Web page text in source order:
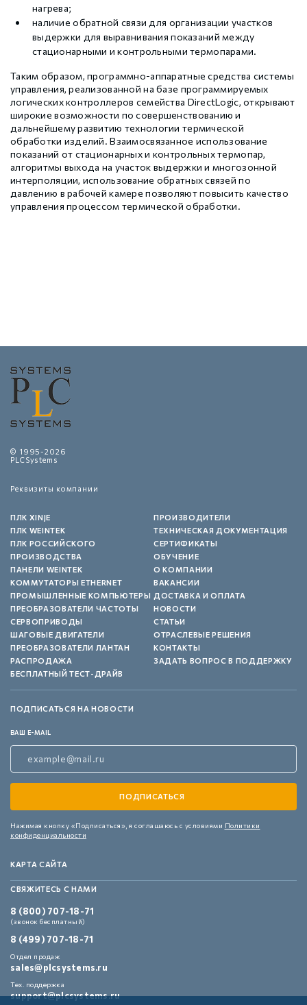
нагрева;
наличие обратной связи для организации участков
выдержки для выравнивания показаний между
стационарными и контрольными термопарами.
Таким образом, программно-аппаратные средства системы
управления, реализованной на базе программируемых
логических контроллеров семейства DirectLogic, открывают
широкие возможности по совершенствованию и
дальнейшему развитию технологии термической
обработки изделий. Взаимосвязанное использование
показаний от стационарных и контрольных термопар,
алгоритмы выхода на участок выдержки и многозонной
интерполяции, использование обратных связей по
давлению в рабочей камере позволяют повысить качество
управления процессом термической обработки.
© 1995-2026
PLCSystems
Реквизиты компании
ПЛК XINJE
ПЛК WEINTEK
ПЛК РОССИЙСКОГО
ПРОИЗВОДСТВА
ПАНЕЛИ WEINTEK
КОММУТАТОРЫ ETHERNET
ПРОМЫШЛЕННЫЕ КОМПЬЮТЕРЫ
ПРЕОБРАЗОВАТЕЛИ ЧАСТОТЫ
СЕРВОПРИВОДЫ
ШАГОВЫЕ ДВИГАТЕЛИ
ПРЕОБРАЗОВАТЕЛИ ЛАНТАН
РАСПРОДАЖА
БЕСПЛАТНЫЙ ТЕСТ-ДРАЙВ
ПРОИЗВОДИТЕЛИ
ТЕХНИЧЕСКАЯ ДОКУМЕНТАЦИЯ
СЕРТИФИКАТЫ
ОБУЧЕНИЕ
О КОМПАНИИ
ВАКАНСИИ
ДОСТАВКА И ОПЛАТА
НОВОСТИ
СТАТЬИ
ОТРАСЛЕВЫЕ РЕШЕНИЯ
КОНТАКТЫ
ЗАДАТЬ ВОПРОС В ПОДДЕРЖКУ
ПОДПИСАТЬСЯ НА НОВОСТИ
ВАШ E-MAIL
Нажимая кнопку «Подписаться», я соглашаюсь с условиями Политики
конфиденциальности
КАРТА САЙТА
СВЯЖИТЕСЬ С НАМИ
8 (800) 707-18-71
(звонок бесплатный)
8 (499) 707-18-71
Отдел продаж
sales@plcsystems.ru
Тех. поддержка
support@plcsystems.ru